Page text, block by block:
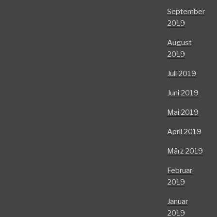
September
2019
August
2019
Juli 2019
Juni 2019
Mai 2019
April 2019
März 2019
Februar
2019
Januar
2019